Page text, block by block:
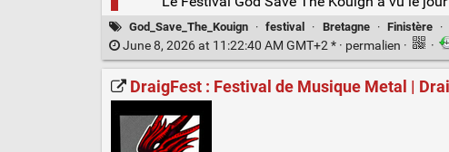
God_Save_The_Kouign · festival · Bretagne · Finistère ·
June 8, 2026 at 11:22:40 AM GMT+2 * · permalien · ·
DraigFest : Festival de Musique Metal |